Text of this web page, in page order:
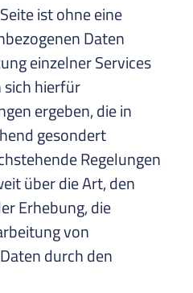
ist ohne eine
Daten
einzelner Services
sich hierfür
ergeben, die in
gesondert
Regelungen
über die Art, den
Erhebung, die
von
durch den